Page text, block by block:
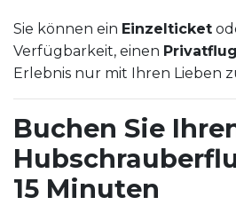
Sie können ein Einzelticket
Verfügbarkeit, einen Privatflug
Erlebnis nur mit Ihren Lieben
Buchen Sie
15 Minuten